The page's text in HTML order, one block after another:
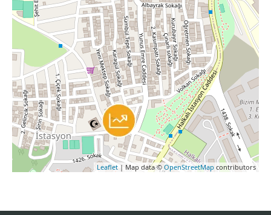
Leaflet | Map data © OpenStreetMap contributors